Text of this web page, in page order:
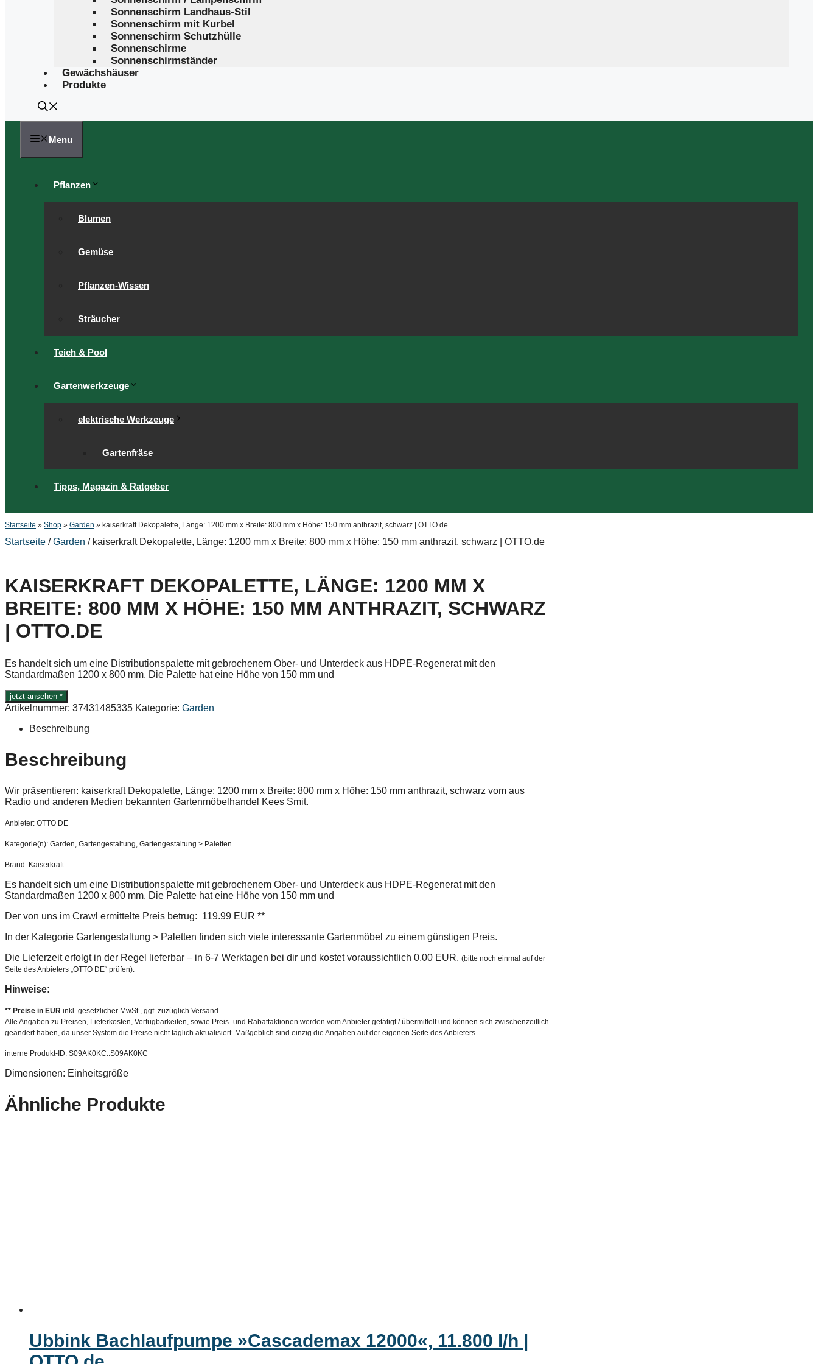
Sonnenschirm Landhaus-Stil
Sonnenschirm mit Kurbel
Sonnenschirm Schutzhülle
Sonnenschirme
Sonnenschirmständer
Gewächshäuser
Produkte
Menu
Pflanzen
Blumen
Gemüse
Pflanzen-Wissen
Sträucher
Teich & Pool
Gartenwerkzeuge
elektrische Werkzeuge
Gartenfräse
Tipps, Magazin & Ratgeber
Startseite » Shop » Garden » kaiserkraft Dekopalette, Länge: 1200 mm x Breite: 800 mm x Höhe: 150 mm anthrazit, schwarz | OTTO.de
Startseite /Garden / kaiserkraft Dekopalette, Länge: 1200 mm x Breite: 800 mm x Höhe: 150 mm anthrazit, schwarz | OTTO.de
KAISERKRAFT DEKOPALETTE, LÄNGE: 1200 MM X
BREITE: 800 MM X HÖHE: 150 MM ANTHRAZIT, SCHWARZ
| OTTO.DE
Es handelt sich um eine Distributionspalette mit gebrochenem Ober- und Unterdeck aus HDPE-Regenerat mit den
Standardmaßen 1200 x 800 mm. Die Palette hat eine Höhe von 150 mm und
jetzt ansehen *
Artikelnummer: 37431485335 Kategorie: Garden
Beschreibung
Beschreibung
Wir präsentieren: kaiserkraft Dekopalette, Länge: 1200 mm x Breite: 800 mm x Höhe: 150 mm anthrazit, schwarz vom aus
Radio und anderen Medien bekannten Gartenmöbelhandel Kees Smit.
Anbieter: OTTO DE
Kategorie(n): Garden, Gartengestaltung, Gartengestaltung > Paletten
Brand: Kaiserkraft
Es handelt sich um eine Distributionspalette mit gebrochenem Ober- und Unterdeck aus HDPE-Regenerat mit den
Standardmaßen 1200 x 800 mm. Die Palette hat eine Höhe von 150 mm und
Der von uns im Crawl ermittelte Preis betrug: 119.99 EUR **
In der Kategorie Gartengestaltung > Paletten finden sich viele interessante Gartenmöbel zu einem günstigen Preis.
Die Lieferzeit erfolgt in der Regel lieferbar – in 6-7 Werktagen bei dir und kostet voraussichtlich 0.00 EUR. (bitte noch einmal auf der
Seite des Anbieters „OTTO DE“ prüfen).
Hinweise:
** Preise in EUR inkl. gesetzlicher MwSt., ggf. zuzüglich Versand.
Alle Angaben zu Preisen, Lieferkosten, Verfügbarkeiten, sowie Preis- und Rabattaktionen werden vom Anbieter getätigt / übermittelt und können sich zwischenzeitlich
geändert haben, da unser System die Preise nicht täglich aktualisiert. Maßgeblich sind einzig die Angaben auf der eigenen Seite des Anbieters.
interne Produkt-ID: S09AK0KC::S09AK0KC
Dimensionen: Einheitsgröße
Ähnliche Produkte
Ubbink Bachlaufpumpe »Cascademax 12000«, 11.800 l/h |